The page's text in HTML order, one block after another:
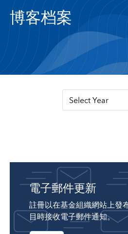
博客档案
Select Year
電子郵件更新
註冊以在基金組織網站上發
目時接收電子郵件通知。